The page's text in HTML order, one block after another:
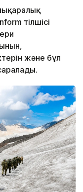
тілшісі
және бұл